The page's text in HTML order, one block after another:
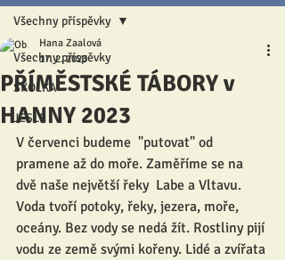
Všechny příspěvky
ŠKOLKA
JESLE
Všechny příspěvky
PŘÍMĚSTSKÉ TÁBORY v
HANNY 2023
Hana Zaalová
17. 2. 2023
V červenci budeme  "putovat" od
pramene až do moře. Zaměříme se na
dvě naše největší řeky  Labe a Vltavu.
Voda tvoří potoky, řeky, jezera, moře,
oceány. Bez vody se nedá žít. Rostliny pijí
vodu ze země svými kořeny. Lidé a zvířata